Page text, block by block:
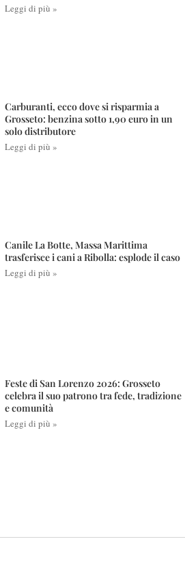
Leggi di più »
Carburanti, ecco dove si risparmia a
Grosseto: benzina sotto 1,90 euro in un
solo distributore
Leggi di più »
Canile La Botte, Massa Marittima
trasferisce i cani a Ribolla: esplode il caso
Leggi di più »
Feste di San Lorenzo 2026: Grosseto
celebra il suo patrono tra fede, tradizione
e comunità
Leggi di più »